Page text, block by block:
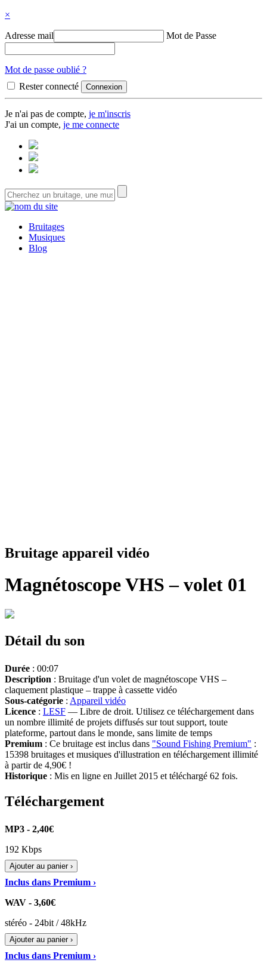
×
Adresse mail Mot de Passe
Mot de passe oublié ?
Rester connecté
Je n'ai pas de compte, je m'inscris
J'ai un compte, je me connecte
Bruitages
Musiques
Blog
Bruitage appareil vidéo
Magnétoscope VHS – volet 01
Détail du son
Durée : 00:07
Description : Bruitage d'un volet de magnétoscope VHS –
claquement plastique – trappe à cassette vidéo
Sous-catégorie : Appareil vidéo
Licence : LESF — Libre de droit. Utilisez ce téléchargement dans
un nombre illimité de projets diffusés sur tout support, toute
plateforme, partout dans le monde, sans limite de temps
Premium : Ce bruitage est inclus dans "Sound Fishing Premium" :
15398 bruitages et musiques d'illustration en téléchargement illimité
à partir de 4,90€ !
Historique : Mis en ligne en Juillet 2015 et téléchargé 62 fois.
Téléchargement
MP3 - 2,40€
192 Kbps
Ajouter au panier ›
Inclus dans Premium ›
WAV - 3,60€
stéréo - 24bit / 48kHz
Ajouter au panier ›
Inclus dans Premium ›